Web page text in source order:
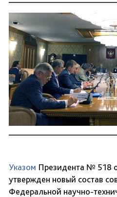
Указом Президента № 518
утвержден новый состав
Федеральной научно-